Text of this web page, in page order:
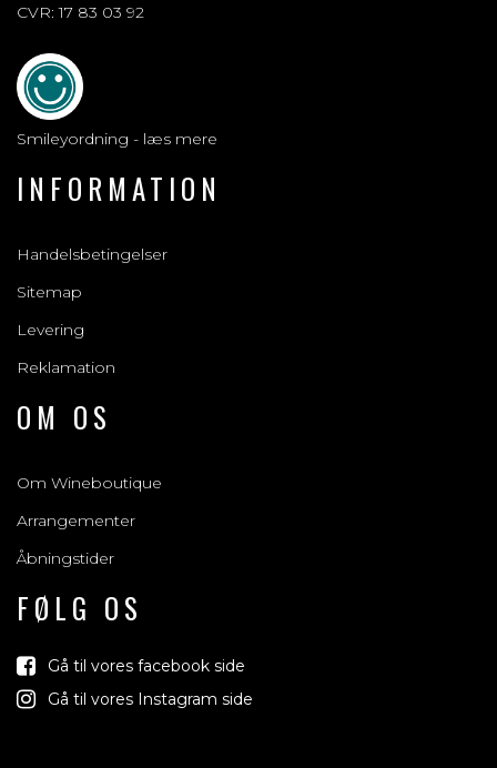
CVR: 17 83 03 92
Smileyordning - læs mere
INFORMATION
Handelsbetingelser
Sitemap
Levering
Reklamation
OM OS
Om Wineboutique
Arrangementer
Åbningstider
FØLG OS
Gå til vores facebook side
Gå til vores Instagram side